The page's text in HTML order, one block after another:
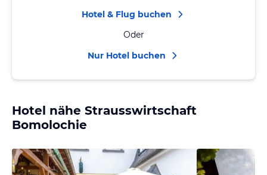
Hotel & Flug buchen
Oder
Nur Hotel buchen
Hotel nähe Strausswirtschaft
Bomolochie